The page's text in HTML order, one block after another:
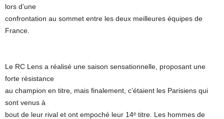
lors d’une
confrontation au sommet entre les deux meilleures équipes de
France.
Le RC Lens a réalisé une saison sensationnelle, proposant une
forte résistance
au champion en titre, mais finalement, c’étaient les Parisiens qui
sont venus à
bout de leur rival et ont empoché leur 14ᵉ titre. Les hommes de